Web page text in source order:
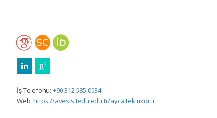
İş Telefonu: +90 312 585 0034
Web: https://avesis.tedu.edu.tr/ayca.tekinkoru